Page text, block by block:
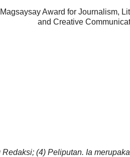
Award for Journalism,
and Creative
(4) Peliputan. Ia